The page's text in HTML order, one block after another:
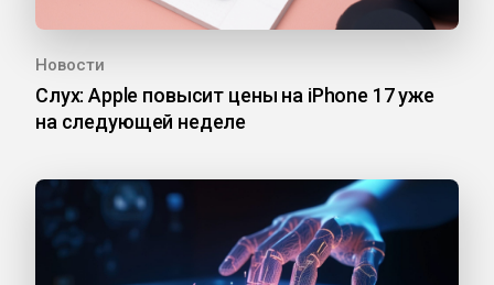
Новости
Слух: Apple повысит цены на iPhone 17 уже
на следующей неделе